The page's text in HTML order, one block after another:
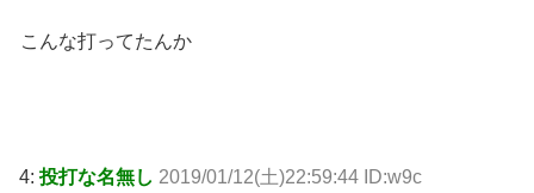
こんな打ってたんか
4:投打な名無し 2019/01/12(土)22:59:44 ID:w9c